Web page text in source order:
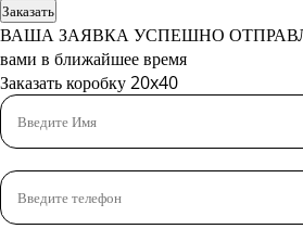
Заказать
ВАША ЗАЯВКА УСПЕШНО
вами в ближайшее время
Заказать коробку 20x40